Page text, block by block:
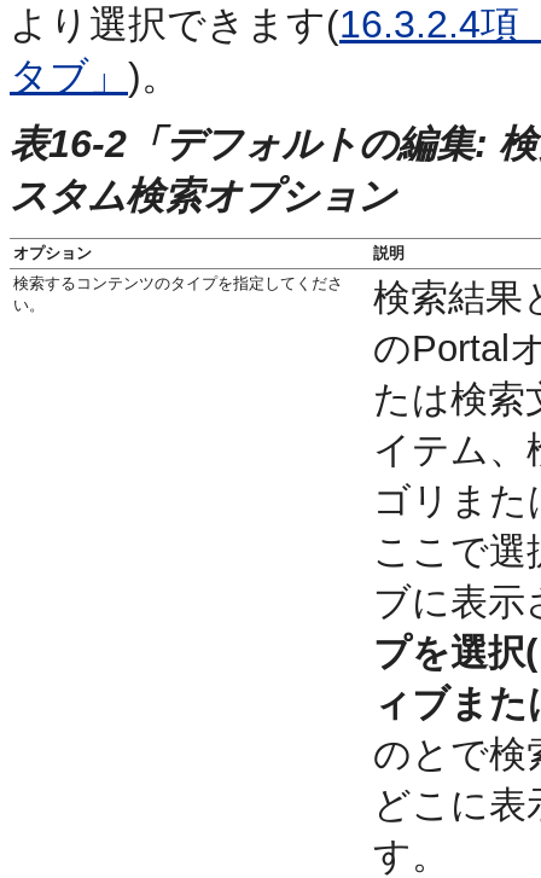
より選択できます(16.3.2.4項
タブ」 )。
表16-2「デフォルトの編集:
スタム検索オプション
オプション
説明
検索するコンテンツのタイプを指定してくださ
い。
検索結果
のPortal
たは検索
イテム、
ゴリま
ここで選
ブに表示
プを選択
ィブま
のとで検
どこに
す。